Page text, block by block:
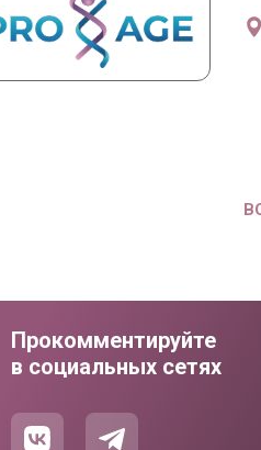
Прокомментируйте
в социальных сетях